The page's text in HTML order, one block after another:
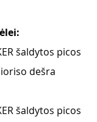
šaldytos picos
dešra
šaldytos picos